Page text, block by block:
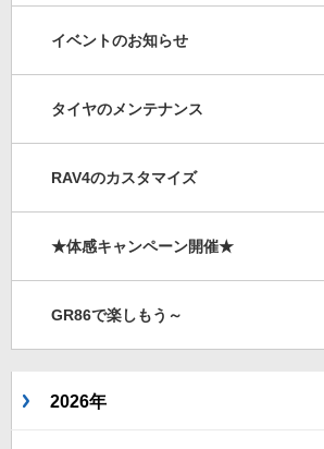
イベントのお知らせ
タイヤのメンテナンス
RAV4のカスタマイズ
★体感キャンペーン開催★
GR86で楽しもう～
2026年